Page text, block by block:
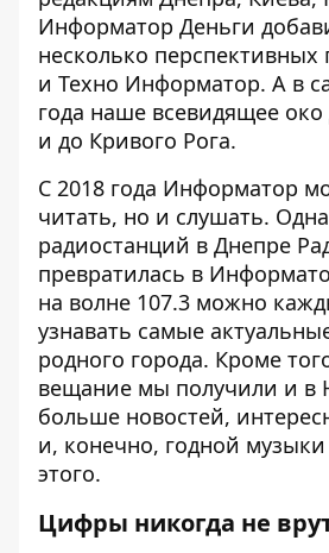
Информатор Деньги
несколько перспективных
и Техно Информатор. А в
года наше всевидящее
и до Кривого Рога.
С 2018 года Информатор
читать, но и слушать.
радиостанций в Днепре
превратилась в
на волне 107.3 можно
узнавать самые
родного города. Кроме
вещание мы получили и в
больше новостей,
и, конечно, годной музыки
этого.
Цифры никогда не